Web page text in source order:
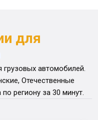
для
автомобилей.
Отечественные
региону за 30 минут.